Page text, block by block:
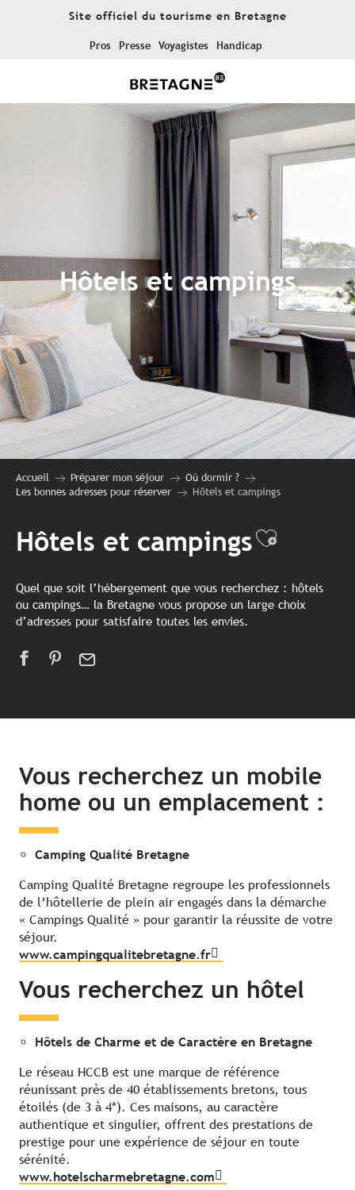
Site officiel du tourisme en Bretagne
Pros Presse Voyagistes Handicap
Hôtels et campings
Accueil Préparer mon séjour
Où dormir ?
Les bonnes adresses pour réserver
Hôtels et campings
Hôtels et campings
Quel que soit l’hébergement que vous recherchez : hôtels
ou campings… la Bretagne vous propose un large choix
d’adresses pour satisfaire toutes les envies.
Vous recherchez un mobile
home ou un emplacement :
Camping Qualité Bretagne
Camping Qualité Bretagne regroupe les professionnels
de l’hôtellerie de plein air engagés dans la démarche
« Campings Qualité » pour garantir la réussite de votre
séjour.
www.campingqualitebretagne.fr
Vous recherchez un hôtel
Hôtels de Charme et de Caractère en Bretagne
Le réseau HCCB est une marque de référence
réunissant près de 40 établissements bretons, tous
étoilés (de 3 à 4*). Ces maisons, au caractère
authentique et singulier, offrent des prestations de
prestige pour une expérience de séjour en toute
sérénité.
www.hotelscharmebretagne.com